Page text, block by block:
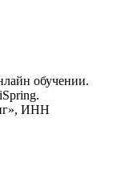
обучении.
ИНН